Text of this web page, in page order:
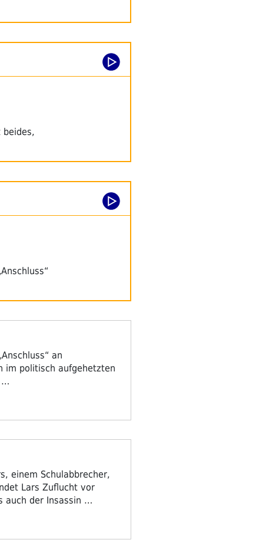
beides,
an
im politisch aufgehetzten
…
einem Schulabbrecher,
Lars Zuflucht vor
auch der Insassin …